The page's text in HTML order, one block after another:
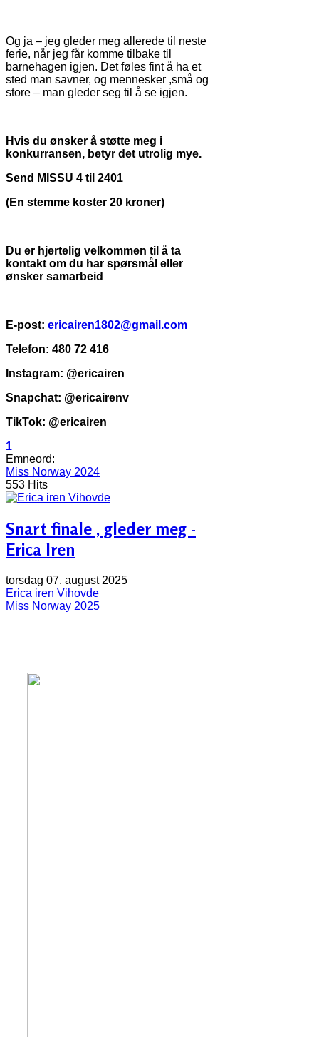
Og ja – jeg gleder meg allerede til neste
ferie, når jeg får komme tilbake til
barnehagen igjen. Det føles fint å ha et
sted man savner, og mennesker ,små og
store – man gleder seg til å se igjen.
Hvis du ønsker å støtte meg i
konkurransen, betyr det utrolig mye.
Send MISSU 4 til 2401
(En stemme koster 20 kroner)
Du er hjertelig velkommen til å ta
kontakt om du har spørsmål eller
ønsker samarbeid
E-post: ericairen1802@gmail.com
Telefon: 480 72 416
Instagram: @ericairen
Snapchat: @ericairenv
TikTok: @ericairen
1
Emneord:
Miss Norway 2024
553 Hits
Snart finale , gleder meg -
Erica Iren
torsdag 07. august 2025
Erica iren Vihovde
Miss Norway 2025